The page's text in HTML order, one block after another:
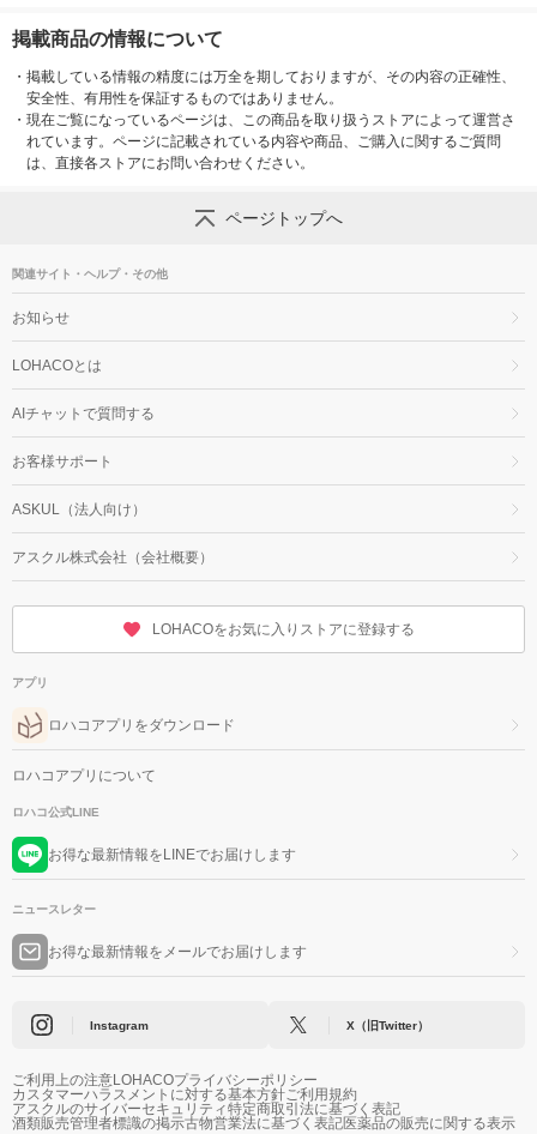
掲載商品の情報について
・ 掲載している情報の精度には万全を期しておりますが、その内容の正確性、
安全性、有用性を保証するものではありません。
・ 現在ご覧になっているページは、この商品を取り扱うストアによって運営さ
れています。ページに記載されている内容や商品、ご購入に関するご質問
は、直接各ストアにお問い合わせください。
ページトップへ
関連サイト・ヘルプ・その他
お知らせ
LOHACOとは
AIチャットで質問する
お客様サポート
ASKUL（法人向け）
アスクル株式会社（会社概要）
LOHACOをお気に入りストアに登録する
アプリ
ロハコアプリをダウンロード
ロハコアプリについて
ロハコ公式LINE
お得な最新情報をLINEでお届けします
ニュースレター
お得な最新情報をメールでお届けします
Instagram X（旧Twitter）
ご利用上の注意LOHACOプライバシーポリシー
カスタマーハラスメントに対する基本方針ご利用規約
アスクルのサイバーセキュリティ特定商取引法に基づく表記
酒類販売管理者標識の掲示古物営業法に基づく表記医薬品の販売に関する表示